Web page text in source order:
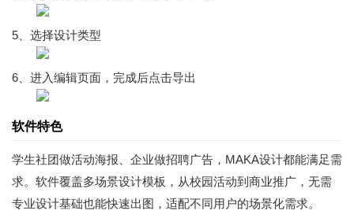
5、选择设计类型
6、进入编辑页面，完成后点击导出
软件特色
学生社团做活动海报、企业做招聘广告，MAKA设计都能满足需
求。软件覆盖多场景设计模板，从校园活动到商业推广，无需
专业设计基础也能快速出图，适配不同用户的场景化需求。